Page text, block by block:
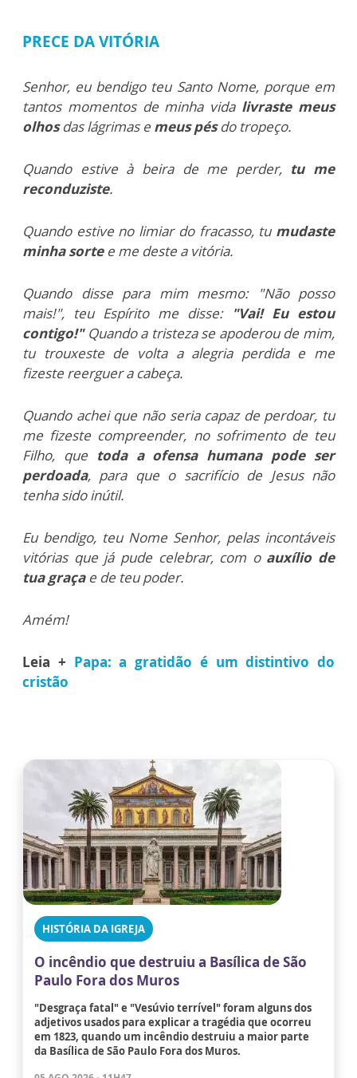
PRECE DA VITÓRIA
Senhor, eu bendigo teu Santo Nome, porque em
tantos momentos de minha vida livraste meus
olhosdas lágrimas e meus pésdo tropeço.
Quando estive à beira de me perder, tu me
reconduziste.
Quando estive no limiar do fracasso, tu mudaste
minha sortee me deste a vitória.
Quando disse para mim mesmo: "Não posso
mais!", teu Espírito me disse: "Vai! Eu estou
contigo!" Quando a tristeza se apoderou de mim,
tu trouxeste de volta a alegria perdida e me
fizeste reerguer a cabeça.
Quando achei que não seria capaz de perdoar, tu
me fizeste compreender, no sofrimento de teu
Filho, que toda a ofensa humana pode ser
perdoada, para que o sacrifício de Jesus não
tenha sido inútil.
Eu bendigo, teu Nome Senhor, pelas incontáveis
vitórias que já pude celebrar, com oauxílio de
tua graçae de teu poder.
Amém!
Leia + Papa: a gratidão é um distintivo do
cristão
HISTÓRIA DA IGREJA
O incêndio que destruiu a Basílica de São
Paulo Fora dos Muros
"Desgraça fatal" e "Vesúvio terrível" foram alguns dos
adjetivos usados para explicar a tragédia que ocorreu
em 1823, quando um incêndio destruiu a maior parte
da Basílica de São Paulo Fora dos Muros.